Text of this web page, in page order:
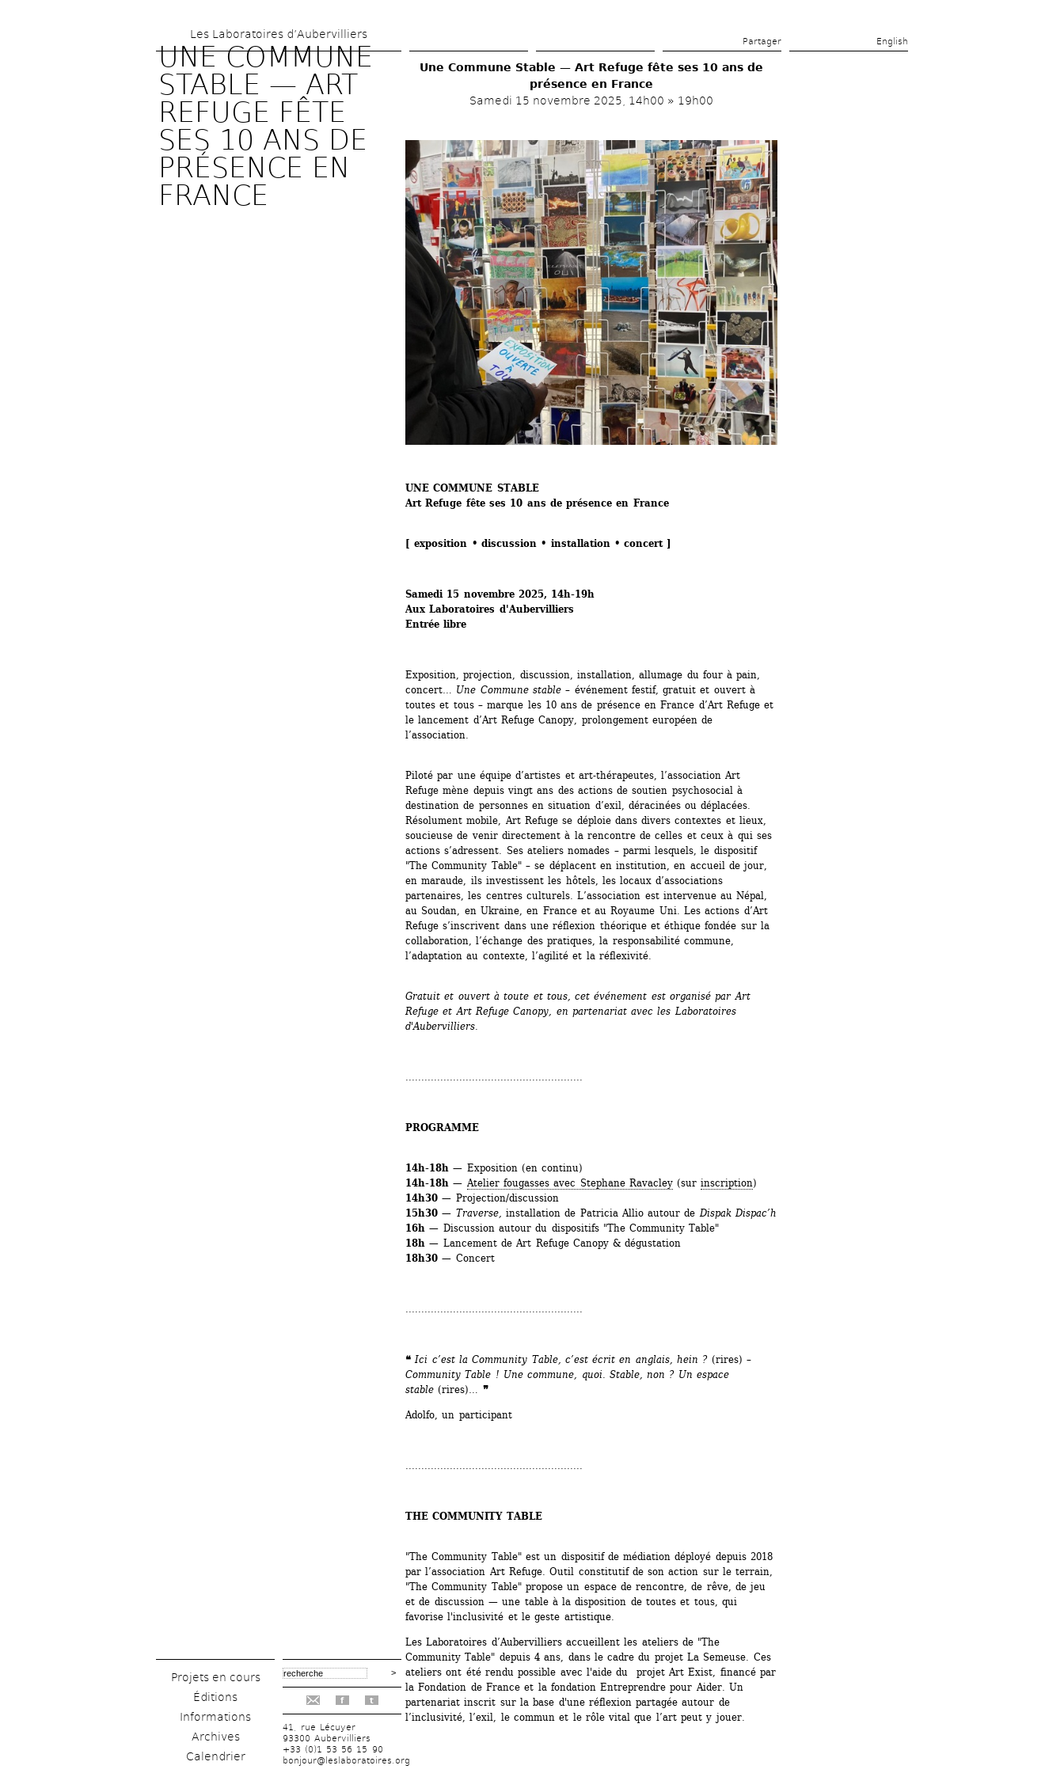
contenu
principal
Les Laboratoires d’Aubervilliers
Partager English
UNE COMMUNE
STABLE — ART
REFUGE FÊTE
SES 10 ANS DE
PRÉSENCE EN
FRANCE
Projets en cours
Éditions
Informations
Archives
Calendrier
f t
41, rue Lécuyer
93300 Aubervilliers
+33 (0)1 53 56 15 90
bonjour@leslaboratoires.org
Une Commune Stable — Art Refuge fête ses 10 ans de
présence en France
Samedi 15 novembre 2025, 14h00 » 19h00
UNE COMMUNE STABLE
Art Refuge fête ses 10 ans de présence en France
[ exposition • discussion • installation • concert ]
Samedi 15 novembre 2025, 14h-19h
Aux Laboratoires d'Aubervilliers
Entrée libre
Exposition, projection, discussion, installation, allumage du four à pain,
concert… Une Commune stable– événement festif, gratuit et ouvert à
toutes et tous – marque les 10 ans de présence en France d’Art Refuge et
le lancement d’Art Refuge Canopy, prolongement européen de
l’association.
Piloté par une équipe d’artistes et art-thérapeutes, l’association Art
Refuge mène depuis vingt ans des actions de soutien psychosocial à
destination de personnes en situation d’exil, déracinées ou déplacées.
Résolument mobile, Art Refuge se déploie dans divers contextes et lieux,
soucieuse de venir directement à la rencontre de celles et ceux à qui ses
actions s’adressent. Ses ateliers nomades – parmi lesquels, le dispositif
"The Community Table" – se déplacent en institution, en accueil de jour,
en maraude, ils investissent les hôtels, les locaux d’associations
partenaires, les centres culturels. L’association est intervenue au Népal,
au Soudan, en Ukraine, en France et au Royaume Uni. Les actions d’Art
Refuge s’inscrivent dans une réflexion théorique et éthique fondée sur la
collaboration, l’échange des pratiques, la responsabilité commune,
l’adaptation au contexte, l’agilité et la réflexivité.
Gratuit et ouvert à toute et tous, cet événement est organisé par Art
Refuge et Art Refuge Canopy, en partenariat avec les Laboratoires
d'Aubervilliers.
PROGRAMME
14h-18h — Exposition (en continu)
14h-18h — Atelier fougasses avec Stephane Ravacley(sur inscription)
14h30 — Projection/discussion
15h30 — Traverse, installation de Patricia Allio autour de Dispak Dispac’h
16h — Discussion autour du dispositifs "The Community Table"
18h — Lancement de Art Refuge Canopy & dégustation
18h30 — Concert
❝ Ici c’est la Community Table, c’est écrit en anglais, hein ? (rires) –
Community Table ! Une commune, quoi. Stable, non ? Un espace
stable (rires) ❞
Adolfo, un participant
THE COMMUNITY TABLE
"The Community Table" est un dispositif de médiation déployé depuis 2018
par l’association Art Refuge. Outil constitutif de son action sur le terrain,
"The Community Table" propose un espace de rencontre, de rêve, de jeu
et de discussion — une table à la disposition de toutes et tous, qui
favorise l'inclusivité et le geste artistique.
Les Laboratoires d’Aubervilliers accueillent les ateliers de "The
Community Table" depuis 4 ans, dans le cadre du projet La Semeuse. Ces
ateliers ont été rendu possible avec l'aide du projet Art Exist, financé par
la Fondation de France et la fondation Entreprendre pour Aider. Un
partenariat inscrit sur la base d'une réflexion partagée autour de
l’inclusivité, l’exil, le commun et le rôle vital que l’art peut y jouer.